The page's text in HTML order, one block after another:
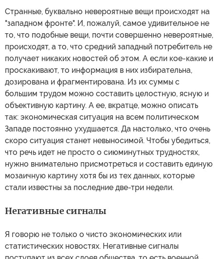
Странные, буквально невероятные вещи происходят на
"западном фронте". И, пожалуй, самое удивительное не
то, что подобные вещи, почти совершенно невероятные,
происходят, а то, что средний западный потребитель не
получает никаких новостей об этом. А если кое-какие и
проскакивают, то информация в них избирательна,
дозирована и фрагментирована. Из их суммы с
большим трудом можно составить целостную, ясную и
объективную картину. А ее, вкратце, можно описать
так: экономическая ситуация на всем политическом
Западе постоянно ухудшается. Да настолько, что очень
скоро ситуация станет невыносимой. Чтобы убедиться,
что речь идет не просто о сиюминутных трудностях,
нужно внимательно присмотреться и составить единую
мозаичную картину хотя бы из тех данных, которые
стали известны за последние две-три недели.
Негативные сигналы
Я говорю не только о чисто экономических или
статистических новостях. Негативные сигналы